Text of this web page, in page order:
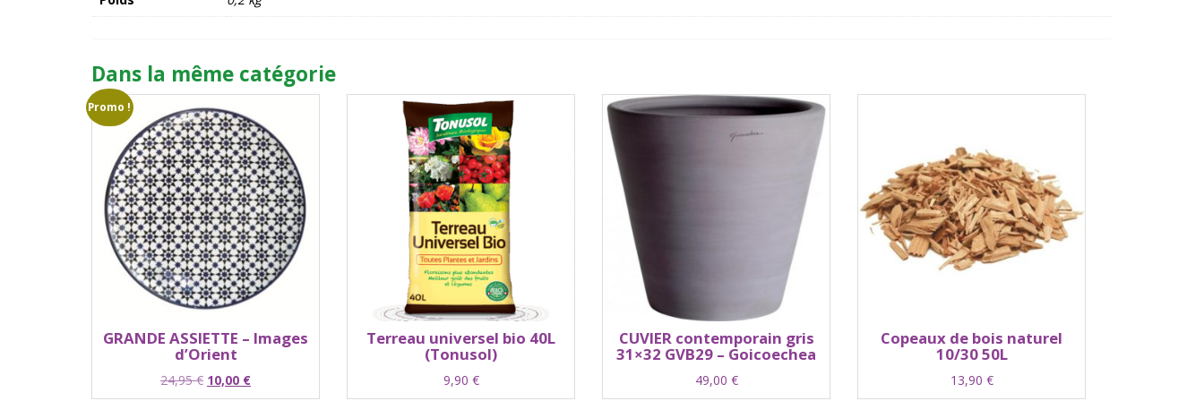
Dans la même catégorie
Promo !
GRANDE ASSIETTE – Images
d’Orient
24,95€ Le
prix
10,00 €Le
prix
Terreau universel bio 40L
(Tonusol)
9,90 €
CUVIER contemporain gris
31×32 GVB29 – Goicoechea
49,00 €
Copeaux de bois naturel
10/30 50L
13,90 €